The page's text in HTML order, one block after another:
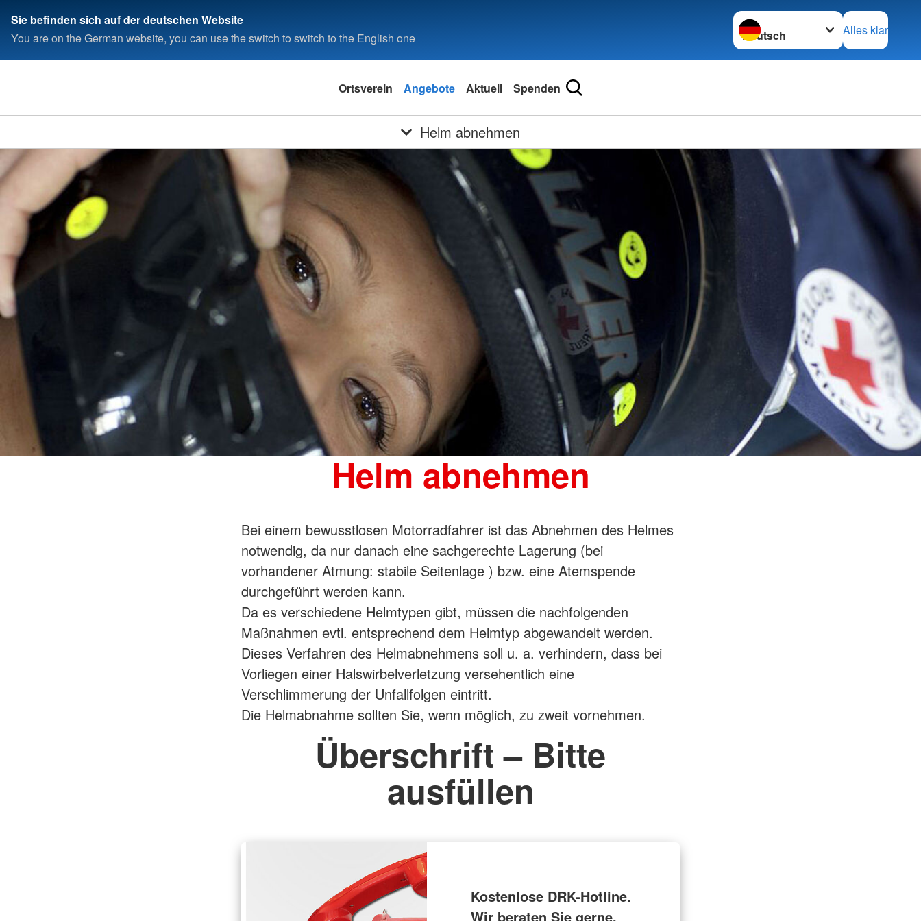
Sie befinden sich auf der deutschen Website
You are on the German website, you can use the switch to switch to the English one
Sprache wechseln zu
Alles klar
Ortsverein Angebote Aktuell Spenden
Helm abnehmen
Helm abnehmen
Bei einem bewusstlosen Motorradfahrer ist das Abnehmen des Helmes
notwendig, da nur danach eine sachgerechte Lagerung (bei
vorhandener Atmung: stabile Seitenlage ) bzw. eine Atemspende
durchgeführt werden kann.
Da es verschiedene Helmtypen gibt, müssen die nachfolgenden
Maßnahmen evtl. entsprechend dem Helmtyp abgewandelt werden.
Dieses Verfahren des Helmabnehmens soll u. a. verhindern, dass bei
Vorliegen einer Halswirbelverletzung versehentlich eine
Verschlimmerung der Unfallfolgen eintritt.
Die Helmabnahme sollten Sie, wenn möglich, zu zweit vornehmen.
Überschrift – Bitte
ausfüllen
Kostenlose DRK-Hotline.
Wir beraten Sie gerne.